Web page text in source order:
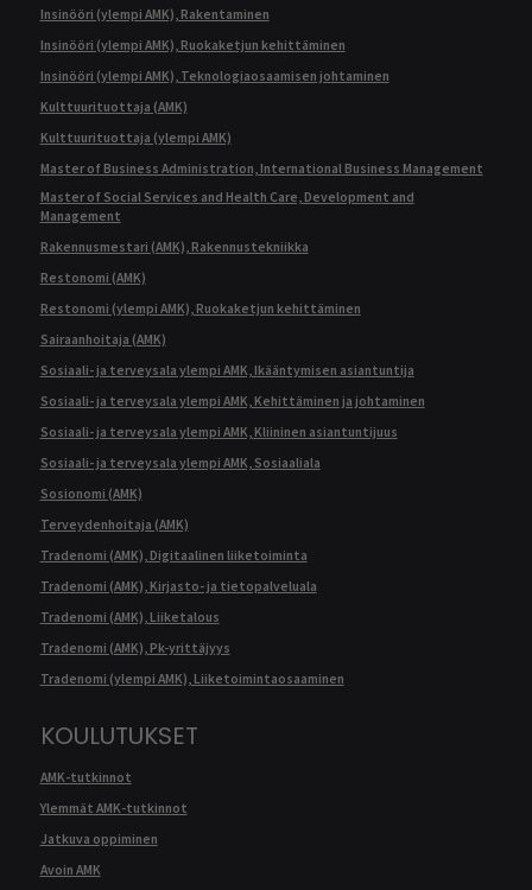
Insinööri (ylempi AMK), Rakentaminen
Insinööri (ylempi AMK), Ruokaketjun kehittäminen
Insinööri (ylempi AMK), Teknologiaosaamisen johtaminen
Kulttuurituottaja (AMK)
Kulttuurituottaja (ylempi AMK)
Master of Business Administration, International Business Management
Master of Social Services and Health Care, Development and
Management
Rakennusmestari (AMK), Rakennustekniikka
Restonomi (AMK)
Restonomi (ylempi AMK), Ruokaketjun kehittäminen
Sairaanhoitaja (AMK)
Sosiaali- ja terveysala ylempi AMK, Ikääntymisen asiantuntija
Sosiaali- ja terveysala ylempi AMK, Kehittäminen ja johtaminen
Sosiaali- ja terveysala ylempi AMK, Kliininen asiantuntijuus
Sosiaali- ja terveysala ylempi AMK, Sosiaaliala
Sosionomi (AMK)
Terveydenhoitaja (AMK)
Tradenomi (AMK), Digitaalinen liiketoiminta
Tradenomi (AMK), Kirjasto- ja tietopalveluala
Tradenomi (AMK), Liiketalous
Tradenomi (AMK), Pk-yrittäjyys
Tradenomi (ylempi AMK), Liiketoimintaosaaminen
KOULUTUKSET
AMK-tutkinnot
Ylemmät AMK-tutkinnot
Jatkuva oppiminen
Avoin AMK